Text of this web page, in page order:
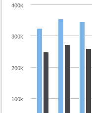
100k
200k
300k
400k